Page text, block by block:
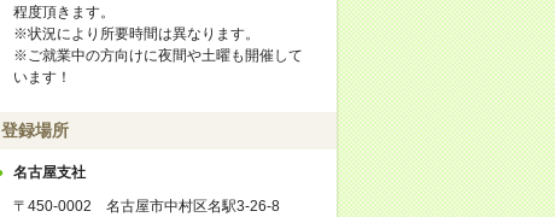
程度頂きます。
※状況により所要時間は異なります。
※ご就業中の方向けに夜間や土曜も開催して
います！
登録場所
名古屋支社
〒450-0002 名古屋市中村区名駅3-26-8